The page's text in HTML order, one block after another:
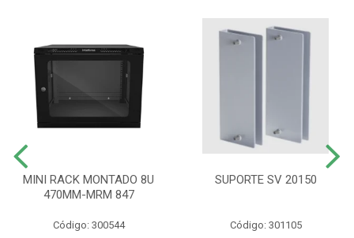
MINI RACK MONTADO 8U
470MM-MRM 847
Código: 300544
SUPORTE SV 20150
Código: 301105